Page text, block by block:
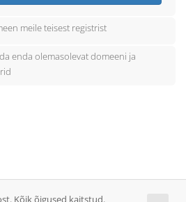
meile teisest registrist
enda olemasolevat domeeni ja
Kõik õigused kaitstud.